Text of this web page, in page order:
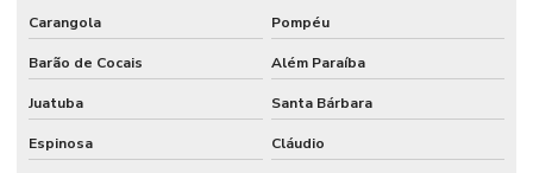
Carangola Pompéu
Barão de Cocais Além Paraíba
Juatuba Santa Bárbara
Espinosa Cláudio